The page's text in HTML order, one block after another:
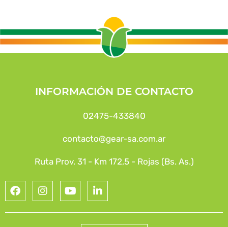
INFORMACIÓN DE CONTACTO
02475-433840
contacto@gear-sa.com.ar
Ruta Prov. 31 - Km 172,5 - Rojas (Bs. As.)